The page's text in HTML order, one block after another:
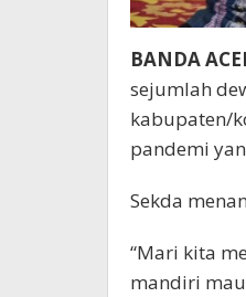
BANDA
sejumlah
kabupaten/
pandemi
Sekda
“Mari kita
mandiri